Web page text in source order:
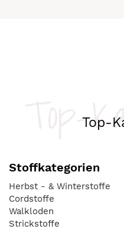
Top-
Top-
Stoffkategorien
Herbst - & Winterstoffe
Cordstoffe
Walkloden
Strickstoffe